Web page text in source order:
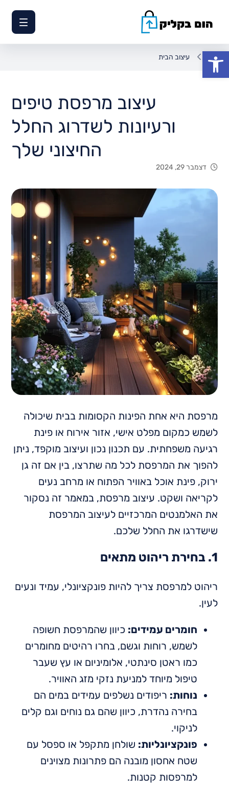
פתח סרגל נגישות
עיצוב הבית
עיצוב מרפסת טיפים
ורעיונות לשדרוג החלל
החיצוני שלך
דצמבר 29, 2024
מרפסת היא אחת הפינות הקסומות בבית שיכולה
לשמש כמקום מפלט אישי, אזור אירוח או פינת
רגיעה משפחתית. עם תכנון נכון ועיצוב מוקפד, ניתן
להפוך את המרפסת לכל מה שתרצו, בין אם זה גן
ירוק, פינת אוכל באוויר הפתוח או מרחב נעים
לקריאה ושקט. עיצוב מרפסת, במאמר זה נסקור
את האלמנטים המרכזיים לעיצוב המרפסת
שישדרגו את החלל שלכם.
1. בחירת ריהוט מתאים
ריהוט למרפסת צריך להיות פונקציונלי, עמיד ונעים
לעין.
חומרים עמידים: כיוון שהמרפסת חשופה
לשמש, רוחות וגשם, בחרו רהיטים מחומרים
כמו ראטן סינתטי, אלומיניום או עץ שעבר
טיפול מיוחד למניעת נזקי מזג האוויר.
נוחות: ריפודים נשלפים עמידים במים הם
בחירה נהדרת, כיוון שהם גם נוחים וגם קלים
לניקוי.
פונקציונליות: שולחן מתקפל או ספסל עם
שטח אחסון מובנה הם פתרונות מצוינים
למרפסות קטנות.